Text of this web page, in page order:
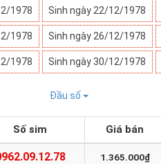
1978 Sinh ngày 22/12/1978
1978 Sinh ngày 26/12/1978
1978 Sinh ngày 30/12/1978
Đầu số
Số sim Giá bán
1.365.000₫